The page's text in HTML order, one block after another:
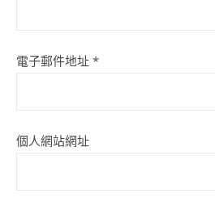
電子郵件地址 *
個人網站網址